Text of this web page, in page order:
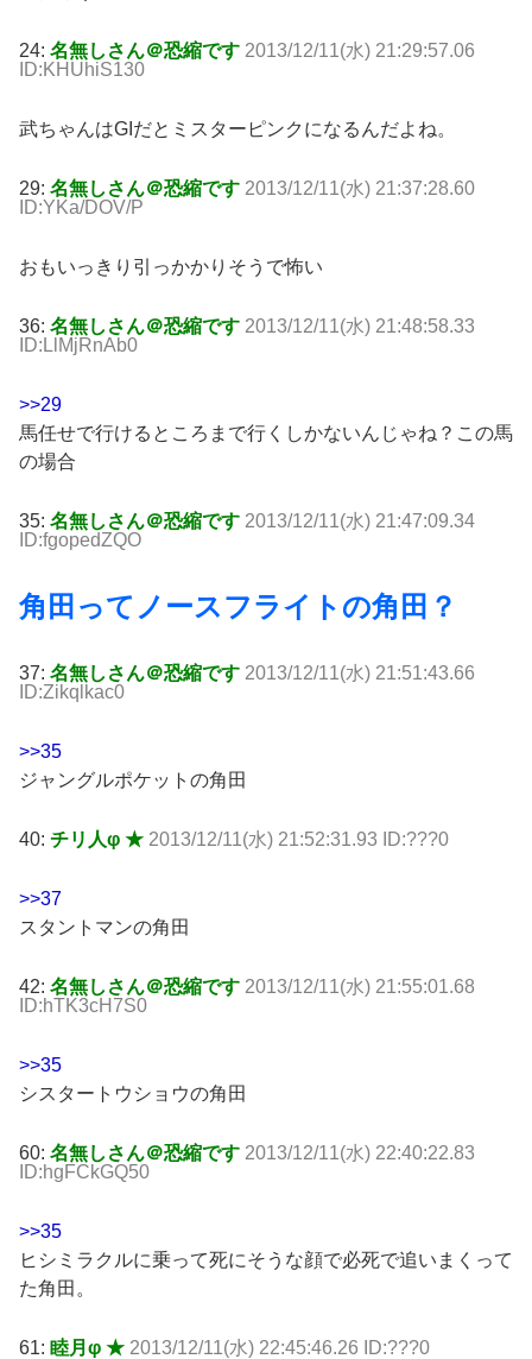
24: 名無しさん＠恐縮です 2013/12/11(水) 21:29:57.06
ID:KHUhiS130
武ちゃんはGIだとミスターピンクになるんだよね。
29: 名無しさん＠恐縮です 2013/12/11(水) 21:37:28.60
ID:YKa/DOV/P
おもいっきり引っかかりそうで怖い
36: 名無しさん＠恐縮です 2013/12/11(水) 21:48:58.33
ID:LlMjRnAb0
>>29
馬任せで行けるところまで行くしかないんじゃね？この馬
の場合
35: 名無しさん＠恐縮です 2013/12/11(水) 21:47:09.34
ID:fgopedZQO
角田ってノースフライトの角田？
37: 名無しさん＠恐縮です 2013/12/11(水) 21:51:43.66
ID:Zikqlkac0
>>35
ジャングルポケットの角田
40: チリ人φ ★ 2013/12/11(水) 21:52:31.93 ID:???0
>>37
スタントマンの角田
42: 名無しさん＠恐縮です 2013/12/11(水) 21:55:01.68
ID:hTK3cH7S0
>>35
シスタートウショウの角田
60: 名無しさん＠恐縮です 2013/12/11(水) 22:40:22.83
ID:hgFCkGQ50
>>35
ヒシミラクルに乗って死にそうな顔で必死で追いまくって
た角田。
61: 睦月φ ★ 2013/12/11(水) 22:45:46.26 ID:???0